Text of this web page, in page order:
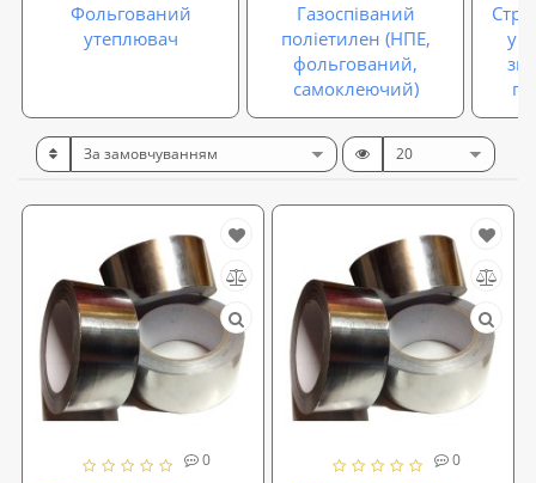
Фольгований
утеплювач
Газоспіваний
поліетилен (НПЕ,
фольгований,
самоклеючий)
0 0